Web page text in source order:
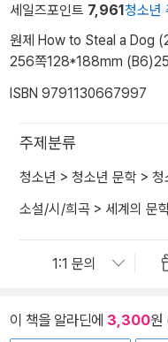
세일즈포인트 7,961 청소년
원제 How to Steal a Dog
256쪽128*188mm (B6)
ISBN 9791130667997
주제분류
청소년 > 청소년 문학 > 청
소설/시/희곡 > 세계의 문
이 책을 알라딘에 3,300원